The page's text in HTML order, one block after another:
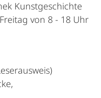
Kunstgeschichte
von 8 - 18 Uhr